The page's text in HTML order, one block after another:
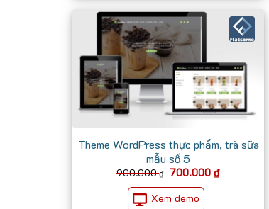
Theme WordPress thực phẩm, trà sữa
mẫu số 5
900.000₫ Giá
là:
900.000 ₫.
700.000 ₫Giá
hiện
Xem demo